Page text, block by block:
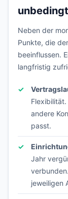
Neben der
Punkte, die
beeinflussen.
langfristig
andere
passt.
Jahr
jeweiligen